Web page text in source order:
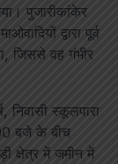
पुजारीकांकेर
द्वारा पूर्व
जिससे वह गंभीर
निवासी स्कूलपारा
बजे के बीच
क्षेत्र में जमीन में